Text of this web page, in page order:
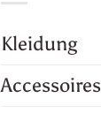
Kleidung
Accessoires